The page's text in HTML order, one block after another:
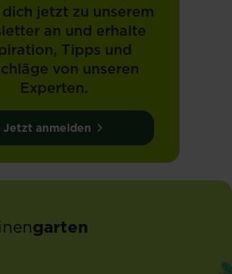
jetzt zu unserem
an und erhalte
Tipps und
von unseren
Experten.
Jetzt anmelden
garten